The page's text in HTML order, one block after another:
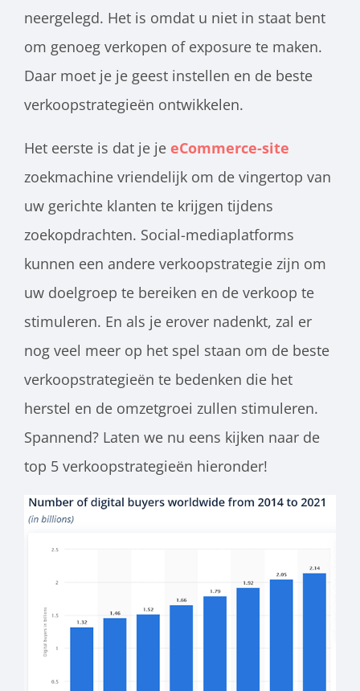
neergelegd. Het is omdat u niet in staat bent
om genoeg verkopen of exposure te maken.
Daar moet je je geest instellen en de beste
verkoopstrategieën ontwikkelen.
Het eerste is dat je je eCommerce-site
zoekmachine vriendelijk om de vingertop van
uw gerichte klanten te krijgen tijdens
zoekopdrachten. Social-mediaplatforms
kunnen een andere verkoopstrategie zijn om
uw doelgroep te bereiken en de verkoop te
stimuleren. En als je erover nadenkt, zal er
nog veel meer op het spel staan om de beste
verkoopstrategieën te bedenken die het
herstel en de omzetgroei zullen stimuleren.
Spannend? Laten we nu eens kijken naar de
top 5 verkoopstrategieën hieronder!